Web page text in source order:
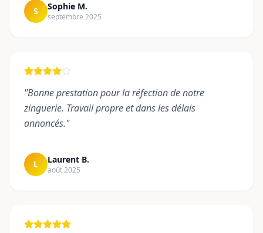
S Sophie M.
septembre 2025
"Bonne prestation pour la réfection de notre
zinguerie. Travail propre et dans les délais
annoncés."
L Laurent B.
août 2025